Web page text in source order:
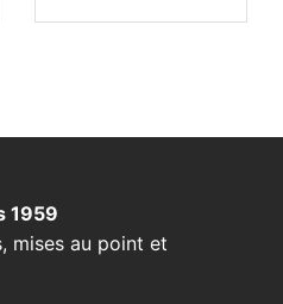
1959
mises au point et